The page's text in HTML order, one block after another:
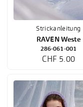
Strickanleitung
RAVEN Weste
286-061-001
CHF 5.00